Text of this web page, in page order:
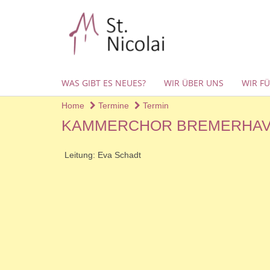
WAS GIBT ES NEUES? WIR ÜBER UNS WIR
Home Termine Termin
KAMMERCHOR
Leitung: Eva Schadt